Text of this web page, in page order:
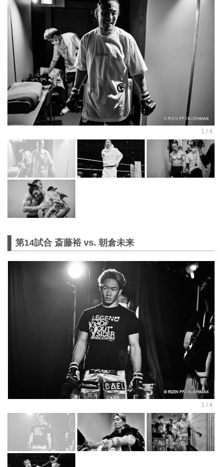
第14試合 斎藤裕 vs. 朝倉未来